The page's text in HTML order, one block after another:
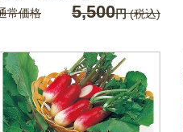
常価格 5,500円(税込)